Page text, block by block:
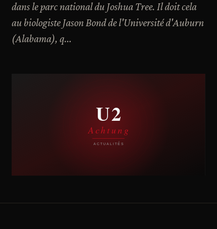
dans le parc national du Joshua Tree. Il doit cela
au biologiste Jason Bond de l'Université d'Auburn
(Alabama), q...